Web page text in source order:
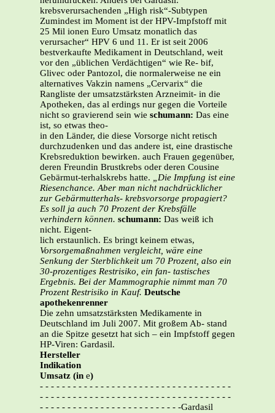
krebsverursachenden „High risk“-Subtypen
Zumindest im Moment ist der HPV-Impfstoff mit
25 Mil ionen Euro Umsatz monatlich das
verursacher“ HPV 6 und 11. Er ist seit 2006
bestverkaufte Medikament in Deutschland, weit
vor den „üblichen Verdächtigen“ wie Re- bif,
Glivec oder Pantozol, die normalerweise ne ein
alternatives Vakzin namens „Cervarix“ die
Rangliste der umsatzstärksten Arzneimit- in die
Apotheken, das al erdings nur gegen die Vorteile
nicht so gravierend sein wie schumann: Das eine
ist, so etwas theo-
in den Länder, die diese Vorsorge nicht retisch
durchzudenken und das andere ist, eine drastische
Krebsreduktion bewirken. auch Frauen gegenüber,
deren Freundin Brustkrebs oder deren Cousine
Gebärmut-terhalskrebs hatte. „Die Impfung ist eine
Riesenchance. Aber man nicht nachdrücklicher
zur Gebärmutterhals- krebsvorsorge propagiert?
Es soll ja auch 70 Prozent der Krebsfälle
verhindern können. schumann: Das weiß ich
nicht. Eigent-
lich erstaunlich. Es bringt keinem etwas,
Vorsorgemaßnahmen vergleicht, wäre eine
Senkung der Sterblichkeit um 70 Prozent, also ein
30-prozentiges Restrisiko, ein fan- tastisches
Ergebnis. Bei der Mammographie nimmt man 70
Prozent Restrisiko in Kauf. Deutsche
apothekenrenner
Die zehn umsatzstärksten Medikamente in
Deutschland im Juli 2007. Mit großem Ab- stand
an die Spitze gesetzt hat sich – ein Impfstoff gegen
HP-Viren: Gardasil.
Hersteller
Indikation
Umsatz (in e)
- - - - - - - - - - - - - - - - - - - - - - - - - - - - - - - - - - -
- - - - - - - - - - - - - - - - - - - - - - - - - - - - - - - - - - -
- - - - - - - - - - - - - - - - - - - - - - - - - -Gardasil